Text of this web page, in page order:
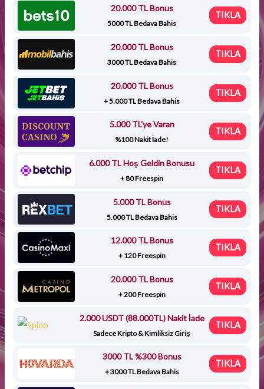
20.000 TL Bonus
5000 TL Bedava Bahis
TIKLA
20.000 TL Bonus
3000 TL Bedava Bahis
TIKLA
20.000 TL Bonus
+ 5.000 TL Bedava Bahis
TIKLA
5.000 TL'ye Varan
%100 Nakit İade!
TIKLA
6.000 TL Hoş Geldin Bonusu
+ 80 Freespin
TIKLA
5.000 TL Bonus
5.000 TL Bedava Bahis
TIKLA
12.000 TL Bonus
+ 120 Freespin
TIKLA
20.000 TL Bonus
+ 200 Freespin
TIKLA
2.000 USDT (88.000TL) Nakit İade
Sadece Kripto & Kimliksiz Giriş
TIKLA
3000 TL %300 Bonus
+ 3000 TL Bedava Bahis
TIKLA